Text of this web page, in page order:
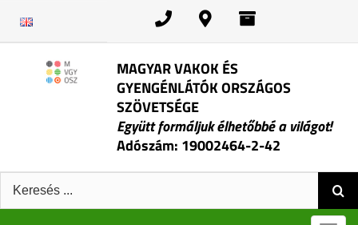
MAGYAR VAKOK ÉS
GYENGÉNLÁTÓK ORSZÁGOS
SZÖVETSÉGE
Együtt formáljuk élhetőbbé a világot!
Adószám: 19002464-2-42
Keresés: